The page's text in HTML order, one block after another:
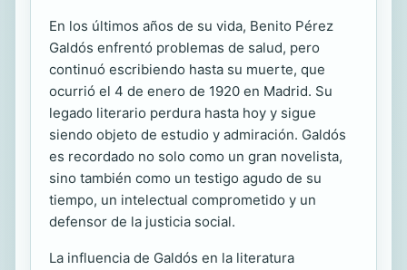
En los últimos años de su vida, Benito Pérez
Galdós enfrentó problemas de salud, pero
continuó escribiendo hasta su muerte, que
ocurrió el 4 de enero de 1920 en Madrid. Su
legado literario perdura hasta hoy y sigue
siendo objeto de estudio y admiración. Galdós
es recordado no solo como un gran novelista,
sino también como un testigo agudo de su
tiempo, un intelectual comprometido y un
defensor de la justicia social.
La influencia de Galdós en la literatura